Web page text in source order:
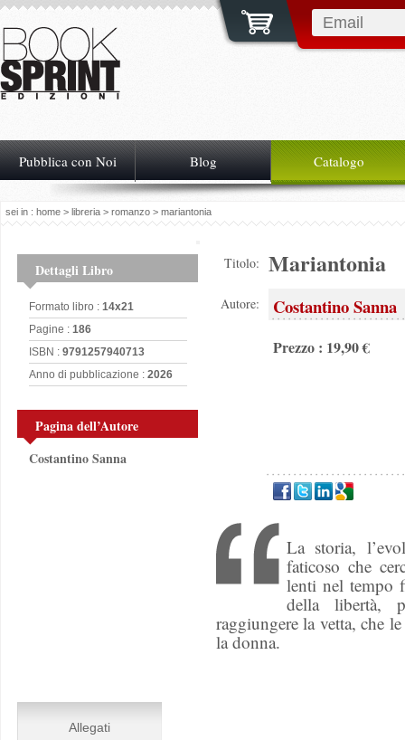
Pubblica con Noi Blog Catalogo
sei in : home > libreria > romanzo > mariantonia
Dettagli Libro
Formato libro : 14x21
Pagine : 186
ISBN : 9791257940713
Anno di pubblicazione : 2026
Pagina dell’Autore
Costantino Sanna
Titolo: Mariantonia
Autore: Costantino Sanna
Prezzo : 19,90 €
La storia,
faticoso che
lenti nel tempo
della libertà,
raggiungere la vetta, che
la donna.
Allegati